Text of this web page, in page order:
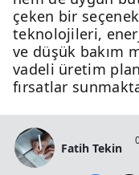
çeken bir
teknolojileri,
ve düşük bakım
vadeli üretim
fırsatlar
Fatih Tekin